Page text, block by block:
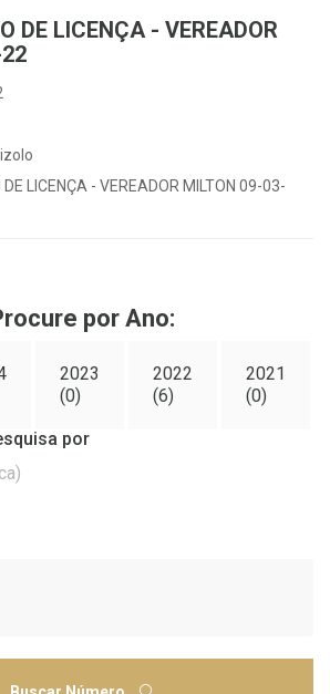
DE LICENÇA - VEREADOR
DE LICENÇA - VEREADOR MILTON 09-03-
por Ano:
2023
(0)
2022
(6)
2021
(0)
por